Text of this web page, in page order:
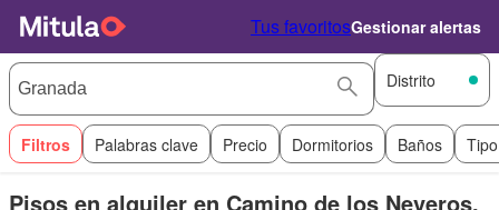
Tus favoritosGestionar alertas
Distrito
Filtros Palabras clave Precio Dormitorios Baños
Pisos en alquiler en Camino de los Neveros,